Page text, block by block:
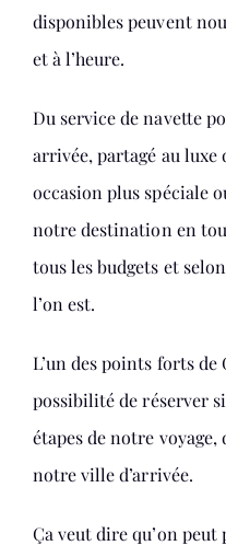
disponibles peuvent
et à l’heure.
Du service de navette
arrivée, partagé au luxe
occasion plus spéciale
notre destination en
tous les budgets et
l’on est.
L’un des points forts
possibilité de réserver
étapes de notre
notre ville d’arrivée.
Ça veut dire qu’on